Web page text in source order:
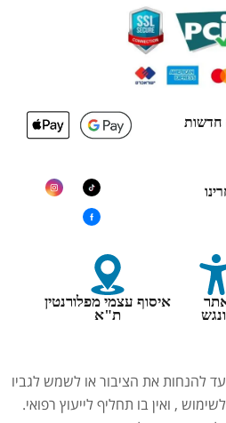
חדשות
איסוף עצמי מפלורנטין
ת"א
להנחות את הציבור או לשמש לגביו
, ואין בו תחליף לייעוץ רפואי.